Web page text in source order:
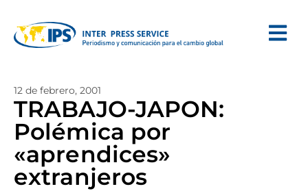
12 de febrero, 2001
TRABAJO-JAPON:
Polémica por
«aprendices»
extranjeros